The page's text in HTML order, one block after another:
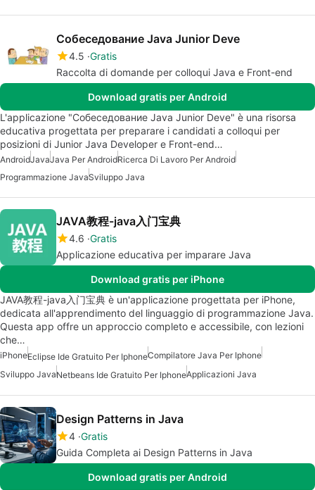
Собеседование Java Junior Deve
4.5 Gratis
Raccolta di domande per colloqui Java e Front-end
Download gratis per Android
L'applicazione "Собеседование Java Junior Deve" è una risorsa
educativa progettata per preparare i candidati a colloqui per
posizioni di Junior Java Developer e Front-end…
AndroidJavaJava Per AndroidRicerca Di Lavoro Per Android
Programmazione JavaSviluppo Java
JAVA教程-java入门宝典
4.6 Gratis
Applicazione educativa per imparare Java
Download gratis per iPhone
JAVA教程-java入门宝典 è un'applicazione progettata per iPhone,
dedicata all'apprendimento del linguaggio di programmazione Java.
Questa app offre un approccio completo e accessibile, con lezioni
che…
iPhoneEclipse Ide Gratuito Per IphoneCompilatore Java Per Iphone
Sviluppo JavaNetbeans Ide Gratuito Per IphoneApplicazioni Java
Design Patterns in Java
4 Gratis
Guida Completa ai Design Patterns in Java
Download gratis per Android